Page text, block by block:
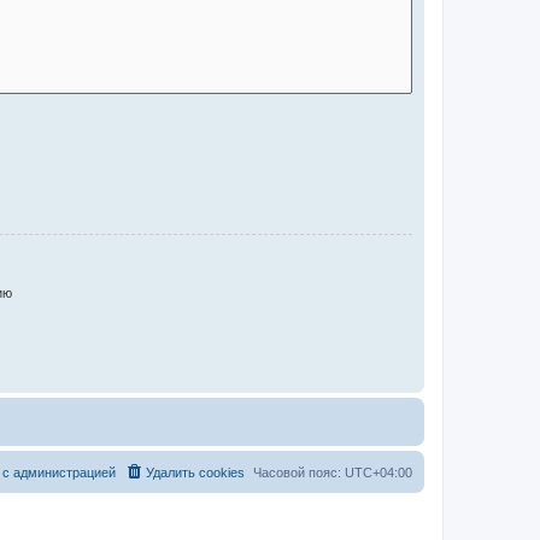
Часовой пояс: UTC+04:00
Удалить cookies
администрацией